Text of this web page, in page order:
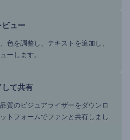
ュー
色を調整し、テキストを追加し、
ーします。
て共有
質のビジュアライザーをダウンロ
トフォームでファンと共有しまし